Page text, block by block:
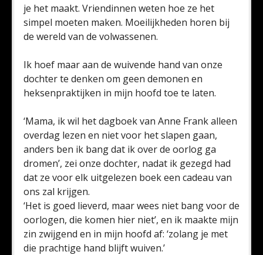
je het maakt. Vriendinnen weten hoe ze het
simpel moeten maken. Moeilijkheden horen bij
de wereld van de volwassenen.
Ik hoef maar aan de wuivende hand van onze
dochter te denken om geen demonen en
heksenpraktijken in mijn hoofd toe te laten.
‘Mama, ik wil het dagboek van Anne Frank alleen
overdag lezen en niet voor het slapen gaan,
anders ben ik bang dat ik over de oorlog ga
dromen’, zei onze dochter, nadat ik gezegd had
dat ze voor elk uitgelezen boek een cadeau van
ons zal krijgen.
‘Het is goed lieverd, maar wees niet bang voor de
oorlogen, die komen hier niet’, en ik maakte mijn
zin zwijgend en in mijn hoofd af: ‘zolang je met
die prachtige hand blijft wuiven.’